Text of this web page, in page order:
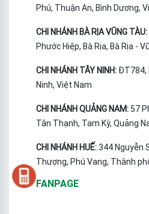
Phú, Thuận An, Bình Dương,
CHI NHÁNH BÀ RỊA VŨNG TÀU:
Phước Hiệp, Bà Rịa, Bà Rịa -
CHI NHÁNH TÂY NINH: ĐT784,
Ninh, Việt Nam
CHI NHÁNH QUẢNG NAM: 57
Tân Thạnh, Tam Kỳ, Quảng
CHI NHÁNH HUẾ:344 Nguyễn
Thượng, Phú Vang, Thành
FANPAGE